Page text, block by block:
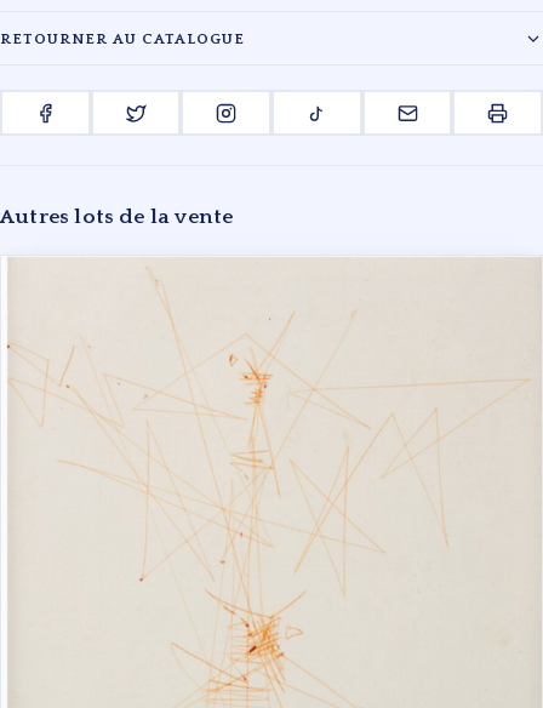
Pour toute information complémentaire, veuillez contacter le cabinet.
RETOURNER AU CATALOGUE
Autres lots de la vente